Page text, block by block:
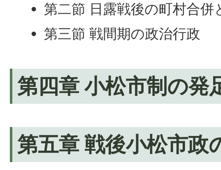
第二節 日露戦後の町村合併
第三節 戦間期の政治行政
第四章 小松市制の発
第五章 戦後小松市政